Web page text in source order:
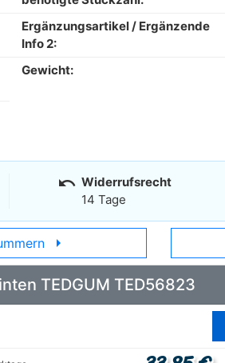
Ergänzungsartikel / Ergänzende
Info 2:
Gewicht:
undo Widerrufsrecht
14 Tage
arrow_right
TEDGUM TED56823